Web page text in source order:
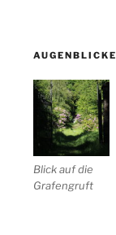
AUGENBLICKE
Blick auf die
Grafengruft